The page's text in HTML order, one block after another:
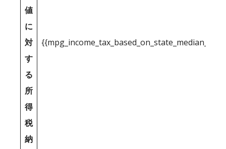
値
に
対
す
る
所
得
税
納